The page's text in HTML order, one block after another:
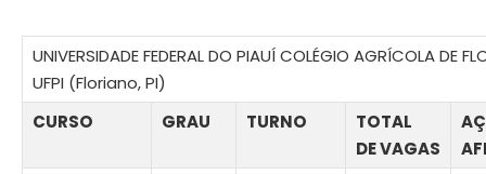
UNIVERSIDADE FEDERAL DO PIAUÍ COLÉGIO AGRÍCOLA DE
UFPI (Floriano, PI)
CURSO
GRAU TURNO
TOTAL
DE VAGAS